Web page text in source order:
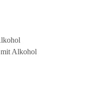
Alkohol